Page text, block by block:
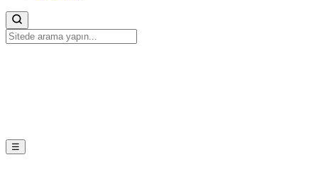
☰